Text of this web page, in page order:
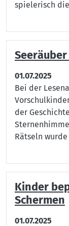
spielerisch
01.07.2025
Bei der
der
Rätseln
Kinder
Schermen
01.07.2025